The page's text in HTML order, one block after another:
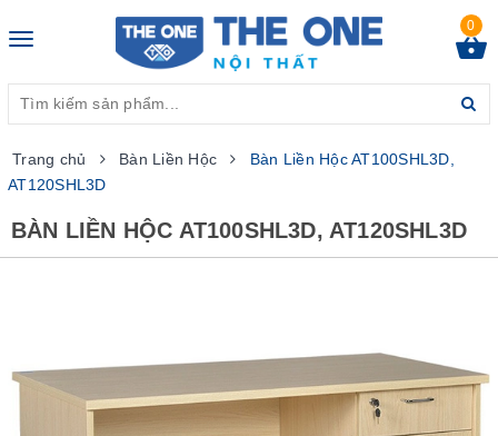
Toggle
0
Trang chủ Bàn Liền Hộc
Bàn Liền Hộc AT100SHL3D,
AT120SHL3D
BÀN LIỀN HỘC AT100SHL3D, AT120SHL3D